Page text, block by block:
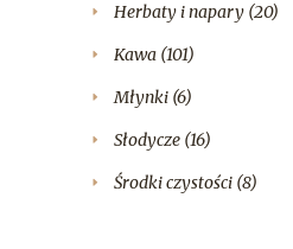
Herbaty i napary (20)
Kawa (101)
Młynki (6)
Słodycze (16)
Środki czystości (8)